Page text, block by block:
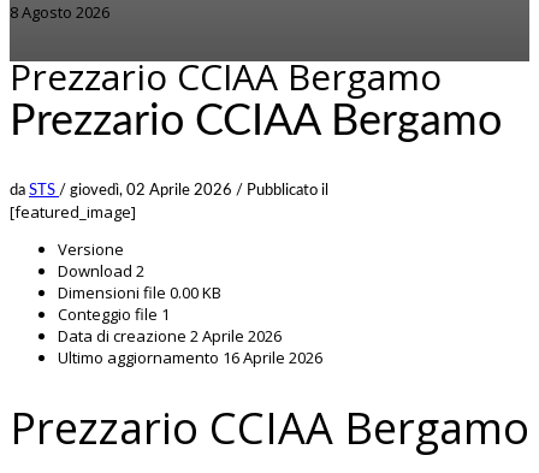
8 Agosto 2026
Prezzario CCIAA Bergamo
Prezzario CCIAA Bergamo
da STS / giovedì, 02 Aprile 2026 / Pubblicato il
[featured_image]
Versione
Download 2
Dimensioni file 0.00 KB
Conteggio file 1
Data di creazione 2 Aprile 2026
Ultimo aggiornamento 16 Aprile 2026
Prezzario CCIAA Bergamo